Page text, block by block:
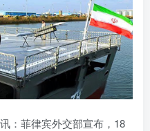
：菲律宾外交部宣布，18